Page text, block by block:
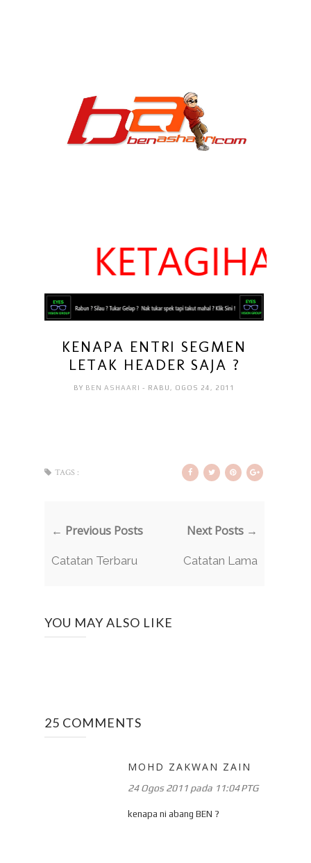
KENAPA ENTRI SEGMEN
LETAK HEADER SAJA ?
BY BEN ASHAARI- RABU, OGOS 24, 2011
TAGS :
← Previous Posts
Catatan Terbaru
Next Posts →
Catatan Lama
YOU MAY ALSO LIKE
25 COMMENTS
MOHD ZAKWAN ZAIN
24 Ogos 2011 pada 11:04 PTG
kenapa ni abang BEN ?